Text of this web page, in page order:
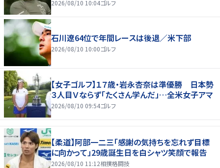
2026/08/10 10:04ゴルフ
石川遼64位で年間レースは後退／米下部
2026/08/10 10:00ゴルフ
【女子ゴルフ】１７歳・岩永杏奈は準優勝 日本勢
３人目Ｖならず「たくさん学んだ」…全米女子アマ
2026/08/10 09:54ゴルフ
【柔道】阿部一二三「感謝の気持ちを忘れず目標
に向かって」29歳誕生日を白シャツ笑顔で報告
2026/08/10 11:12相撲格闘技